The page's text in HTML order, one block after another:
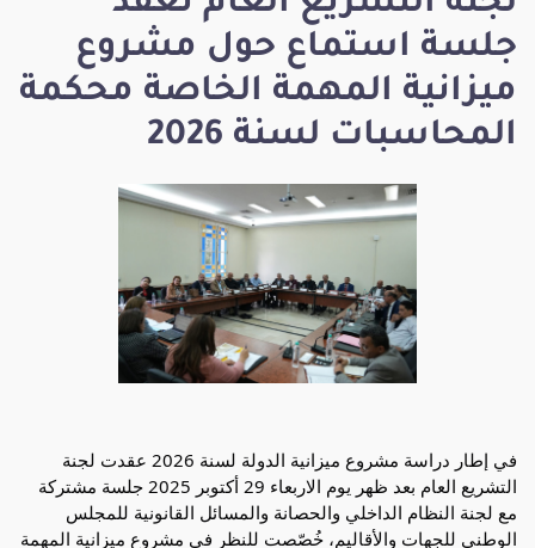
جلسة استماع حول مشروع
ميزانية المهمة الخاصة محكمة
المحاسبات لسنة 2026
في
إطار دراسة مشروع ميزانية الدولة لسنة 2026 عقدت لجنة
التشريع العام بعد ظهر يوم الاربعاء 29 أكتوبر 2025 جلسة مشتركة
مع لجنة النظام الداخلي والحصانة والمسائل القانونية للمجلس
الوطني للجهات والأقاليم، خُصّصت للنظر في مشروع ميزانية المهمة